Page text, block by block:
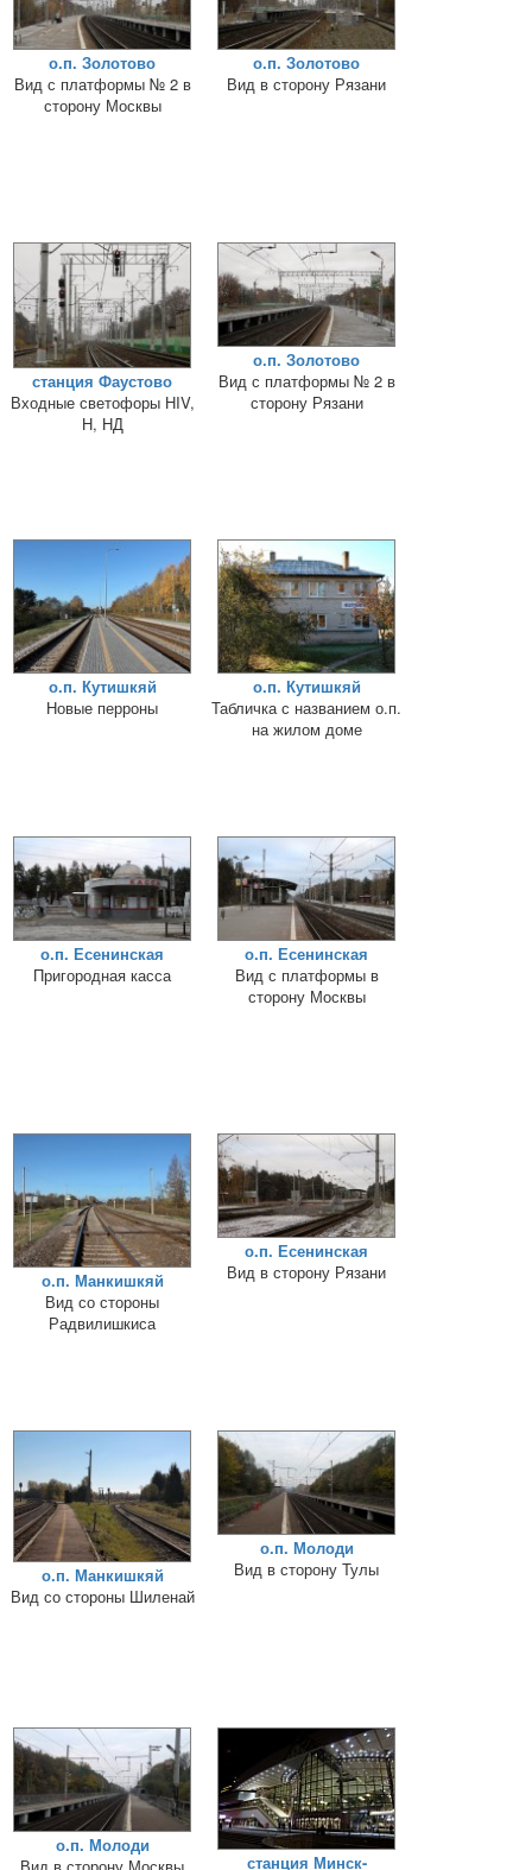
о.п. Золотово
Вид с платформы № 2 в
сторону Москвы
о.п. Золотово
Вид в сторону Рязани
станция Фаустово
Входные светофоры НIV,
Н, НД
о.п. Золотово
Вид с платформы № 2 в
сторону Рязани
о.п. Кутишкяй
Новые перроны
о.п. Кутишкяй
Табличка с названием о.п.
на жилом доме
о.п. Есенинская
Пригородная касса
о.п. Есенинская
Вид с платформы в
сторону Москвы
о.п. Манкишкяй
Вид со стороны
Радвилишкиса
о.п. Есенинская
Вид в сторону Рязани
о.п. Манкишкяй
Вид со стороны Шиленай
о.п. Молоди
Вид в сторону Тулы
о.п. Молоди
станция Минск-